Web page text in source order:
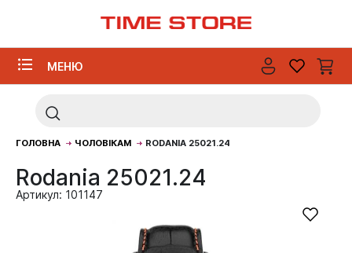
МЕНЮ
ГОЛОВНА ЧОЛОВІКАМ RODANIA 25021.24
Rodania 25021.24
Артикул: 101147